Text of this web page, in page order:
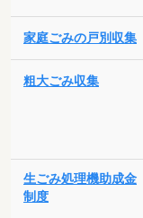
家庭ごみの戸別収集
粗大ごみ収集
生ごみ処理機助成金
制度